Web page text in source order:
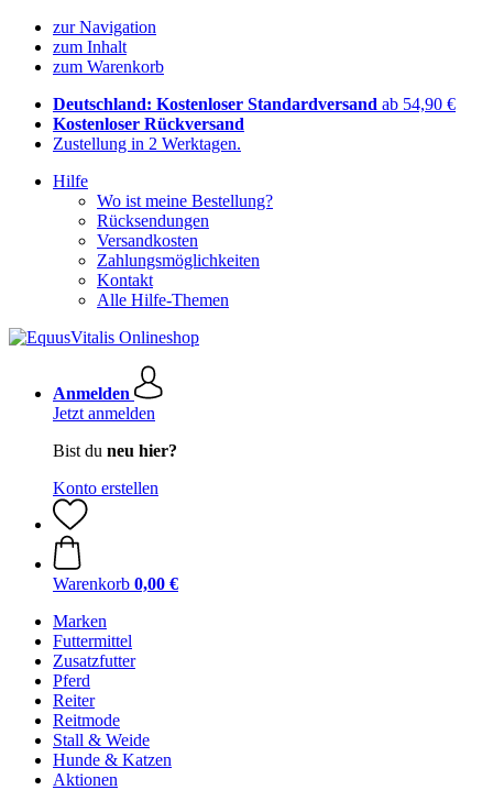
zur Navigation
zum Inhalt
zum Warenkorb
Deutschland: Kostenloser Standardversand ab 54,90 €
Kostenloser Rückversand
Zustellung in 2 Werktagen.
Hilfe
Wo ist meine Bestellung?
Rücksendungen
Versandkosten
Zahlungsmöglichkeiten
Kontakt
Alle Hilfe-Themen
Anmelden
Jetzt anmelden
Bist du neu hier?
Konto erstellen
Warenkorb 0,00 €
Marken
Futtermittel
Zusatzfutter
Pferd
Reiter
Reitmode
Stall & Weide
Hunde & Katzen
Aktionen